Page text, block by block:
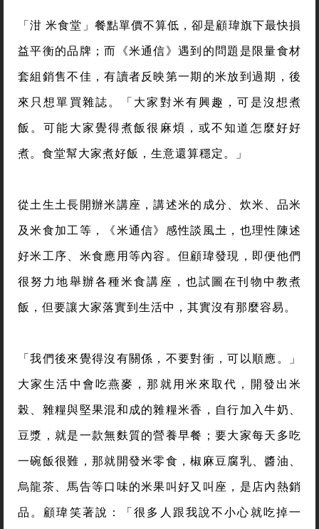
「泔 米食堂」餐點單價不算低，卻是顧瑋旗下最快損
益平衡的品牌；而《米通信》遇到的問題是限量食材
套組銷售不佳，有讀者反映第一期的米放到過期，後
來只想單買雜誌。「大家對米有興趣，可是沒想煮
飯。可能大家覺得煮飯很麻煩，或不知道怎麼好好
煮。食堂幫大家煮好飯，生意還算穩定。」
從土生土長開辦米講座，講述米的成分、炊米、品米
及米食加工等，《米通信》感性談風土，也理性陳述
好米工序、米食應用等內容。但顧瑋發現，即便他們
很努力地舉辦各種米食講座，也試圖在刊物中教煮
飯，但要讓大家落實到生活中，其實沒有那麼容易。
「我們後來覺得沒有關係，不要對衝，可以順應。」
大家生活中會吃燕麥，那就用米來取代，開發出米
榖、雜糧與堅果混和成的雜糧米香，自行加入牛奶、
豆漿，就是一款無麩質的營養早餐；要大家每天多吃
一碗飯很難，那就開發米零食，椒麻豆腐乳、醬油、
烏龍茶、馬告等口味的米果叫好又叫座，是店內熱銷
品。顧瑋笑著說：「很多人跟我說不小心就吃掉一